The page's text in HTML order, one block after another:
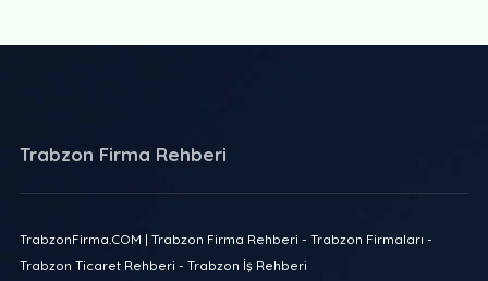
Trabzon Firma Rehberi
TrabzonFirma.COM | Trabzon Firma Rehberi - Trabzon Firmaları -
Trabzon Ticaret Rehberi - Trabzon İş Rehberi